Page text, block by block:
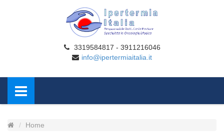
3319584817 - 3911216046
info@ipertermiaitalia.it
Home